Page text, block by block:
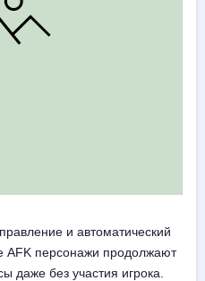
и автоматический
персонажи продолжают
даже без участия игрока.